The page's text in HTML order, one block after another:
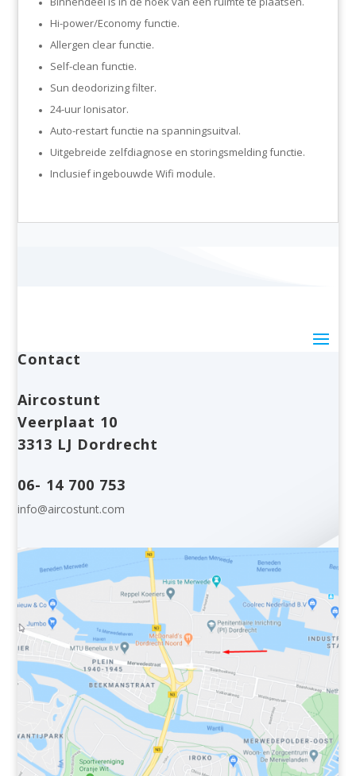
Hi-power/Economy functie.
Allergen clear functie.
Self-clean functie.
Sun deodorizing filter.
24-uur Ionisator.
Auto-restart functie na spanningsuitval.
Uitgebreide zelfdiagnose en storingsmelding functie.
Inclusief ingebouwde Wifi module.
Contact
Aircostunt
Veerplaat 10
3313 LJ Dordrecht
06- 14 700 753
info@aircostunt.com